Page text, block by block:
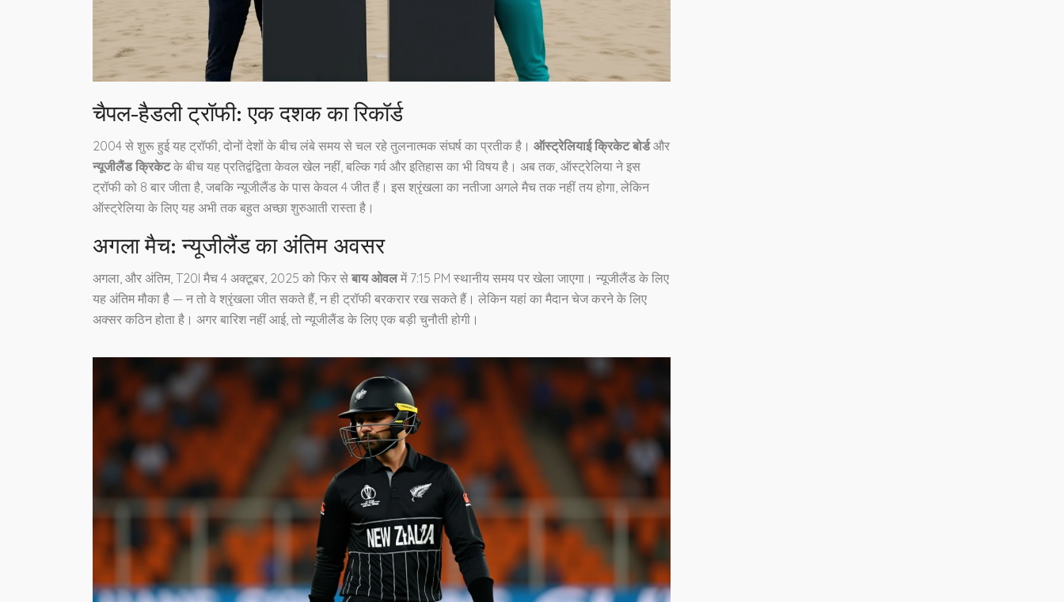
चैपल-हैडली ट्रॉफी: एक दशक का रिकॉर्ड
2004 से शुरू हुई यह ट्रॉफी, दोनों देशों के बीच लंबे समय से चल रहे तुलनात्मक संघर्ष का प्रतीक है। ऑस्ट्रेलियाई क्रिकेट बोर्डऔर
न्यूजीलैंड क्रिकेटके बीच यह प्रतिद्वंद्विता केवल खेल नहीं, बल्कि गर्व और इतिहास का भी विषय है। अब तक, ऑस्ट्रेलिया ने इस
ट्रॉफी को 8 बार जीता है, जबकि न्यूजीलैंड के पास केवल 4 जीत हैं। इस श्रृंखला का नतीजा अगले मैच तक नहीं तय होगा, लेकिन
ऑस्ट्रेलिया के लिए यह अभी तक बहुत अच्छा शुरुआती रास्ता है।
अगला मैच: न्यूजीलैंड का अंतिम अवसर
अगला, और अंतिम, T20I मैच 4 अक्टूबर, 2025 को फिर से बाय ओवलमें 7:15 PM स्थानीय समय पर खेला जाएगा। न्यूजीलैंड के लिए
यह अंतिम मौका है — न तो वे श्रृंखला जीत सकते हैं, न ही ट्रॉफी बरकरार रख सकते हैं। लेकिन यहां का मैदान चेज करने के लिए
अक्सर कठिन होता है। अगर बारिश नहीं आई, तो न्यूजीलैंड के लिए एक बड़ी चुनौती होगी।